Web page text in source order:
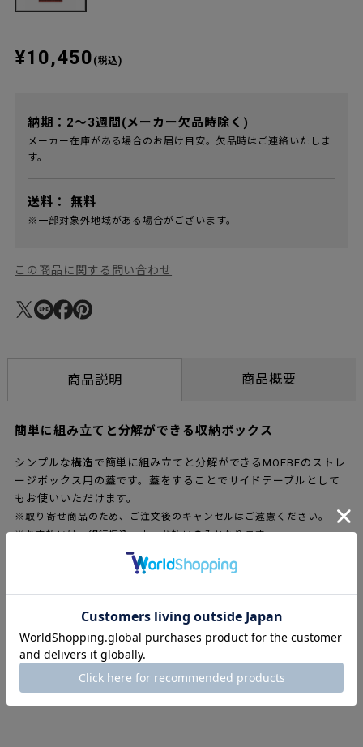
¥10,450 (税込)
納期：2～3週間(メーカー欠品時除く)
メーカー在庫がある場合のお届け目安。欠品時はご連絡いたしま
す。
送料： 無料
※一部対象外地域がある場合がございます。
この商品に関する問い合わせ
商品説明 商品概要
簡単に組み立てと分解ができる収納ボックス
シンプルな構造で簡単に組み立てと分解ができるMOEBEのストレ
ージボックス用の蓋です。蓋をすることでサイドテーブルとして
もお使いいただけます。
※取り寄せ商品のため、ご注文後のキャンセルはご遠慮ください。
※お支払いは、銀行振込、カード払いのみとなります。
レビュー
レビューを書く